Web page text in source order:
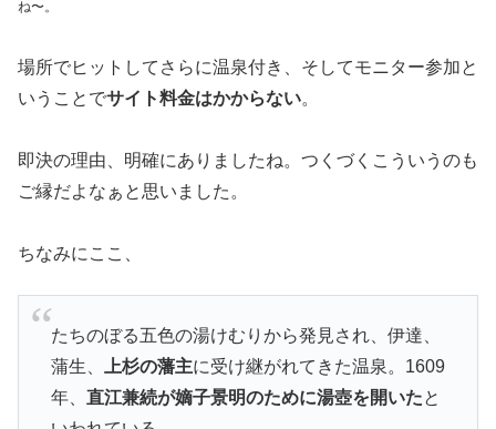
そしてそれに気づいたのは予約をしようと予約ページに飛
サイトは、
オートサイト：3区画(1区画6名まで)
フリーサイト：10区画(1区画2名まで)
我が家は5人なのでオートサイト希望でしたが、3区画し
かないから無理かな…と思ったらすんなりいけました。
オープン前のキャンプ場って、SNS限定や非公開コミュ